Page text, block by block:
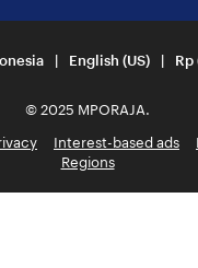
| English (US) | Rp
© 2025 MPORAJA.
Interest-based ads
Regions